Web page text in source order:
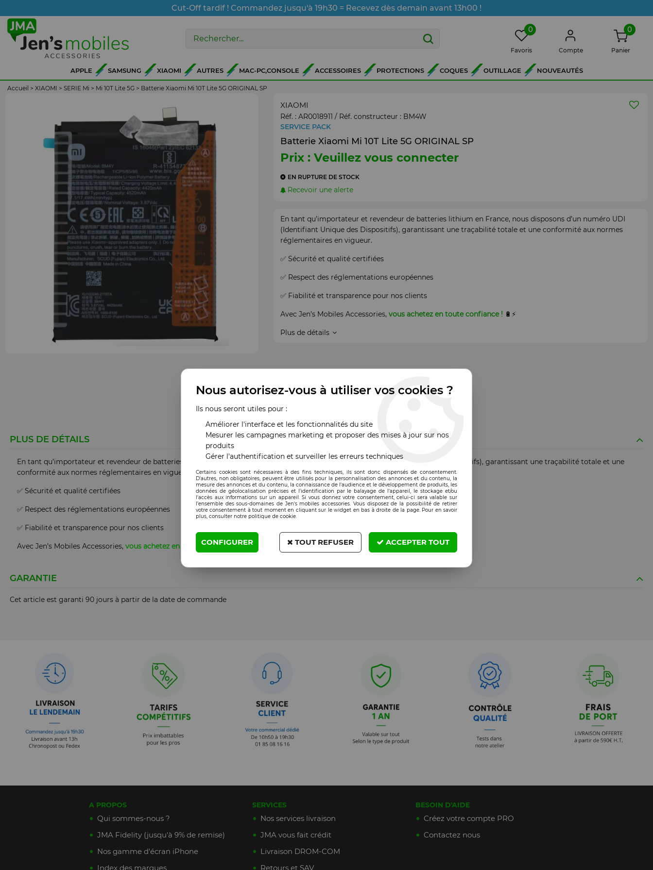
Cut-Off tardif ! Commandez jusqu'à 19h30 = Recevez dès demain avant 13h00 !
0
Favoris Compte
0
Panier
APPLE SAMSUNG XIAOMI AUTRES MAC-PC,CONSOLE ACCESSOIRES PROTECTIONS COQUES OUTILLAGE NOUVEAUTÉS
Accueil > XIAOMI > SERIE Mi > Mi 10T Lite 5G > Batterie Xiaomi Mi 10T Lite 5G ORIGINAL SP
XIAOMI
Réf. : AR0018911 / Réf. constructeur : BM4W
SERVICE PACK
Batterie Xiaomi Mi 10T Lite 5G ORIGINAL SP
Prix : Veuillez vous connecter
EN RUPTURE DE STOCK
Recevoir une alerte
En tant qu’importateur et revendeur de batteries lithium en France, nous disposons d’un numéro UDI
(Identifiant Unique des Dispositifs), garantissant une traçabilité totale et une conformité aux normes
réglementaires en vigueur.
✅ Sécurité et qualité certifiées
✅ Respect des réglementations européennes
✅ Fiabilité et transparence pour nos clients
Avec Jen’s Mobiles Accessories, vous achetez en toute confiance ! 🔋⚡
Plus de détails
PLUS DE DÉTAILS
En tant qu’importateur et revendeur de batteries lithium en France, nous disposons d’un numéro UDI (Identifiant Unique des Dispositifs), garantissant une traçabilité totale et une
conformité aux normes réglementaires en vigueur.
✅ Sécurité et qualité certifiées
✅ Respect des réglementations européennes
✅ Fiabilité et transparence pour nos clients
Avec Jen’s Mobiles Accessories, vous achetez en toute confiance !🔋⚡
GARANTIE
Cet article est garanti 90 jours à partir de la date de commande
A PROPOS
Qui sommes-nous ?
JMA Fidelity (jusqu'à 9% de remise)
Nos gamme d'écran iPhone
Index des marques
SERVICES
Nos services livraison
JMA vous fait crédit
Livraison DROM-COM
Retours et SAV
BESOIN D'AIDE
Créez votre compte PRO
Contactez nous
Nous autorisez-vous à utiliser vos cookies ?
Ils nous seront utiles pour :
Améliorer l'interface et les fonctionnalités du site
Mesurer les campagnes marketing et proposer des mises à jour sur nos
produits
Gérer l'authentification et surveiller les erreurs techniques
Certains cookies sont nécessaires à des fins techniques, ils sont donc dispensés de consentement.
D'autres, non obligatoires, peuvent être utilisés pour la personnalisation des annonces et du contenu, la
mesure des annonces et du contenu, la connaissance de l'audience et le développement de produits, les
données de géolocalisation précises et l'identification par le balayage de l'appareil, le stockage et/ou
l'accès aux informations sur un appareil. Si vous donnez votre consentement, celui-ci sera valable sur
l’ensemble des sous-domaines de Jen's mobiles accessories. Vous disposez de la possibilité de retirer
votre consentement à tout moment en cliquant sur le widget en bas à droite de la page. Pour en savoir
plus, consulter notre politique de cookie.
CONFIGURER TOUT REFUSER ACCEPTER TOUT